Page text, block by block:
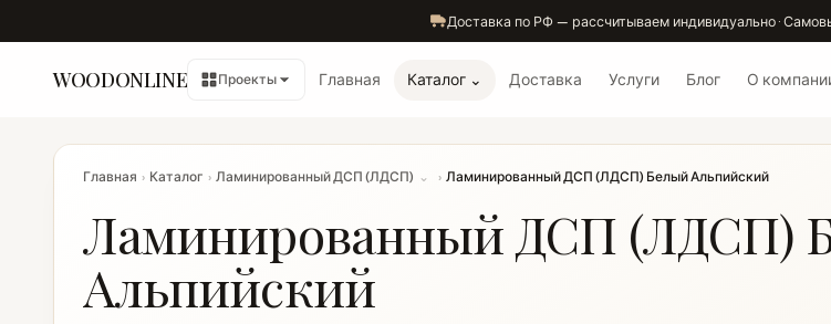
Доставка по РФ — рассчитываем индивидуально ·
WOODONLINE Проекты Главная Каталог ⌄ Доставка Услуги Блог О
Главная › Каталог › Ламинированный ДСП (ЛДСП) ⌄ › Ламинированный ДСП (ЛДСП) Белый Альпийский
Ламинированный ДСП (ЛДСП)
Альпийский